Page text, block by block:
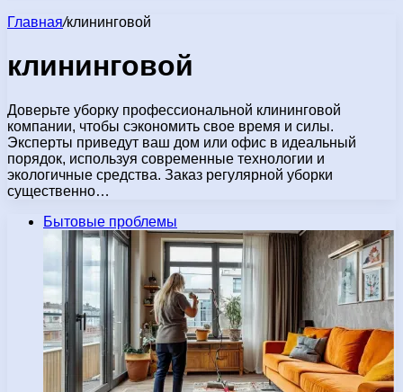
Главная/клининговой
клининговой
Доверьте уборку профессиональной клининговой
компании, чтобы сэкономить свое время и силы.
Эксперты приведут ваш дом или офис в идеальный
порядок, используя современные технологии и
экологичные средства. Заказ регулярной уборки
существенно…
Бытовые проблемы